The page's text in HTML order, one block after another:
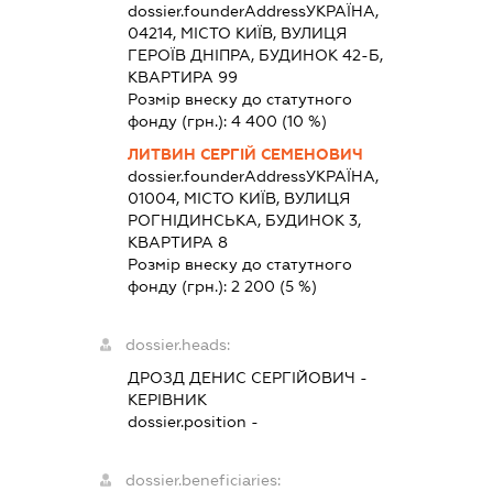
dossier.founderAddressУКРАЇНА,
04214, МІСТО КИЇВ, ВУЛИЦЯ
ГЕРОЇВ ДНІПРА, БУДИНОК 42-Б,
КВАРТИРА 99
Розмір внеску до статутного
фонду (грн.):4 400 (10 %)
ЛИТВИН СЕРГІЙ СЕМЕНОВИЧ
dossier.founderAddressУКРАЇНА,
01004, МІСТО КИЇВ, ВУЛИЦЯ
РОГНІДИНСЬКА, БУДИНОК 3,
КВАРТИРА 8
Розмір внеску до статутного
фонду (грн.):2 200 (5 %)
dossier.heads:
ДРОЗД ДЕНИС СЕРГІЙОВИЧ -
КЕРІВНИК
dossier.position -
dossier.beneficiaries: